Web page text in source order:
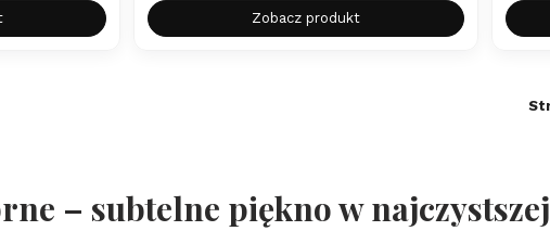
Zobacz produkt
– subtelne piękno w